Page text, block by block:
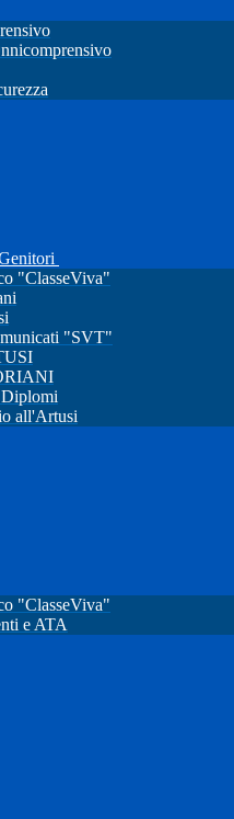
"ClasseViva"
"SVT"
all'Artusi
"ClasseViva"
e ATA